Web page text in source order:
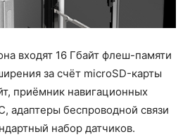
входят 16 Гбайт флеш-памяти
за счёт microSD-карты
приёмник навигационных
адаптеры беспроводной связи
набор датчиков.